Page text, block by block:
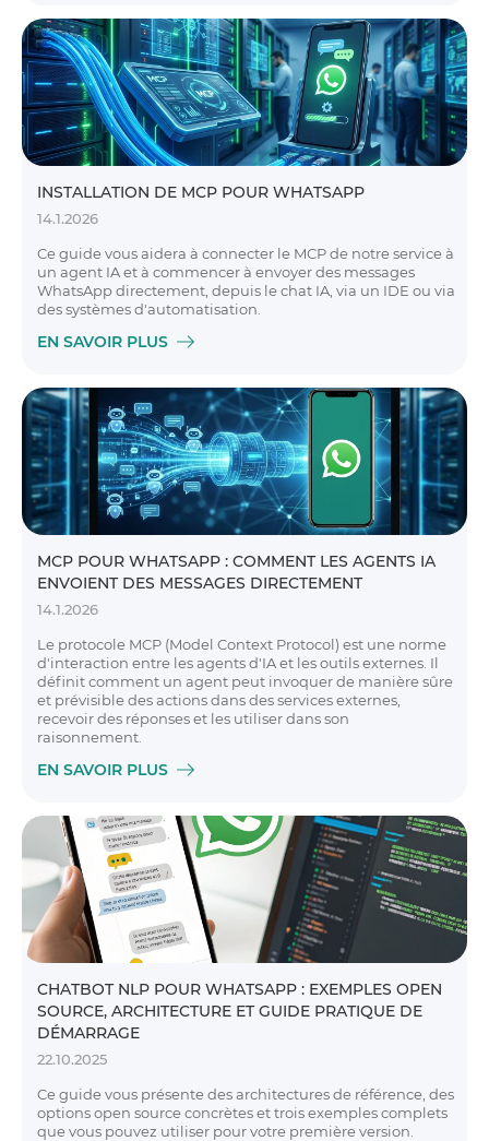
INSTALLATION DE MCP POUR WHATSAPP
14.1.2026
Ce guide vous aidera à connecter le MCP de notre service à
un agent IA et à commencer à envoyer des messages
WhatsApp directement, depuis le chat IA, via un IDE ou via
des systèmes d'automatisation.
EN SAVOIR PLUS
MCP POUR WHATSAPP : COMMENT LES AGENTS IA
ENVOIENT DES MESSAGES DIRECTEMENT
14.1.2026
Le protocole MCP (Model Context Protocol) est une norme
d'interaction entre les agents d'IA et les outils externes. Il
définit comment un agent peut invoquer de manière sûre
et prévisible des actions dans des services externes,
recevoir des réponses et les utiliser dans son
raisonnement.
EN SAVOIR PLUS
CHATBOT NLP POUR WHATSAPP : EXEMPLES OPEN
SOURCE, ARCHITECTURE ET GUIDE PRATIQUE DE
DÉMARRAGE
22.10.2025
Ce guide vous présente des architectures de référence, des
options open source concrètes et trois exemples complets
que vous pouvez utiliser pour votre première version.